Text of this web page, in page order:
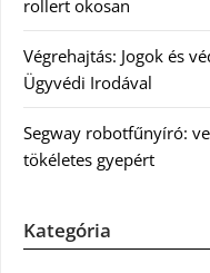
rollert okosan
Végrehajtás: Jogok és
Ügyvédi Irodával
Segway robotfűnyíró:
tökéletes gyepért
Kategória